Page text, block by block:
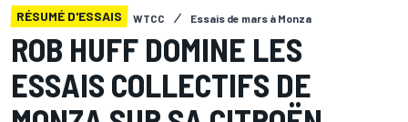
RÉSUMÉ D'ESSAIS WTCC Essais de mars à Monza
ROB HUFF DOMINE LES
ESSAIS COLLECTIFS DE